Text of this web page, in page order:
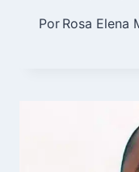
Por Rosa Elena